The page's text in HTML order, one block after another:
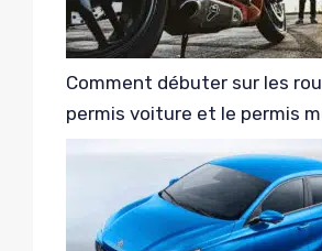
Comment débuter sur les
permis voiture et le permis